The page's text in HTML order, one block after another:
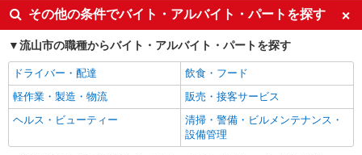
入社日応相談
未経験歓迎
経験者・有資格者歓迎
新卒・第二新卒歓迎
女性活躍中
主婦・主夫歓迎
フリーター歓迎
学歴不問
ブランクOK
ミドル（40代～）活躍中
エルダー（50代～）活躍中
シニア（60代～）活躍中
高収入・高額
ボーナス・賞与あり
その他の条件でバイト・アルバイト・パートを探す
流山市の職種からバイト・アルバイト・パートを探す
ドライバー・配達
飲食・フード
軽作業・製造・物流
販売・接客サービス
ヘルス・ビューティー
清掃・警備・ビルメンテナンス・
設備管理